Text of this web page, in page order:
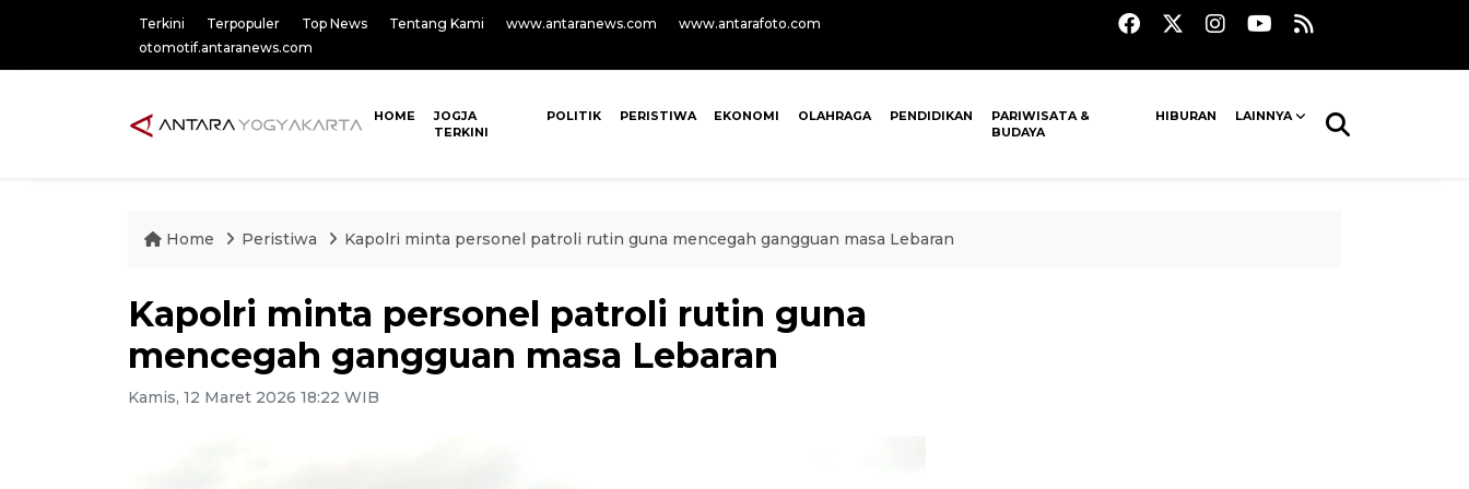
Terkini Terpopuler Top News Tentang Kami www.antaranews.com
www.antarafoto.com
otomotif.antaranews.com
HOME
JOGJA
TERKINI
POLITIK PERISTIWA EKONOMI OLAHRAGA PENDIDIKAN
PARIWISATA &
BUDAYA
HIBURAN LAINNYA
Home Peristiwa Kapolri minta personel patroli rutin guna mencegah gangguan masa Lebaran
Kapolri minta personel patroli rutin guna
mencegah gangguan masa Lebaran
Kamis, 12 Maret 2026 18:22 WIB